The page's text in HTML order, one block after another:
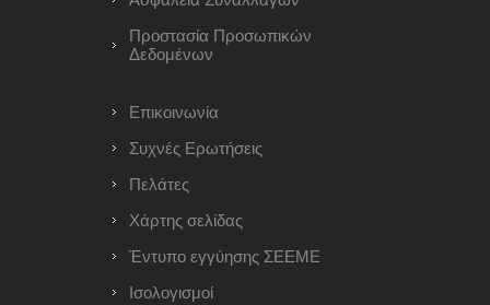
Προστασία Προσωπικών
Δεδομένων
Επικοινωνία
Συχνές Ερωτήσεις
Πελάτες
Χάρτης σελίδας
Έντυπο εγγύησης ΣΕΕΜΕ
Ισολογισμοί